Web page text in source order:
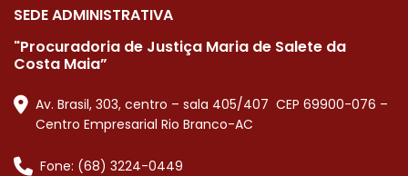
SEDE ADMINISTRATIVA
"Procuradoria de Justiça Maria de Salete da
Costa Maia”
Av. Brasil, 303, centro – sala 405/407 CEP 69900-076 –
Centro Empresarial Rio Branco-AC
Fone: (68) 3224-0449